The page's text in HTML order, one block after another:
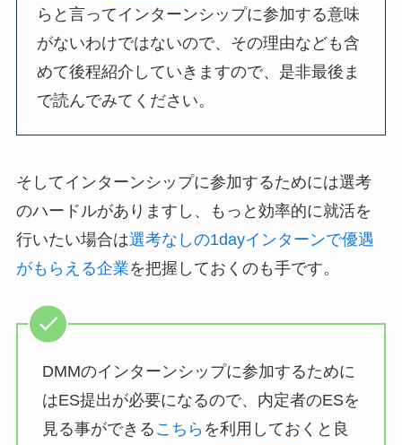
らと言ってインターンシップに参加する意味
がないわけではないので、その理由なども含
めて後程紹介していきますので、是非最後ま
で読んでみてください。
そしてインターンシップに参加するためには選考
のハードルがありますし、もっと効率的に就活を
行いたい場合は選考なしの1dayインターンで優遇
がもらえる企業を把握しておくのも手です。
DMMのインターンシップに参加するために
はES提出が必要になるので、内定者のESを
見る事ができる こちら を利用しておくと良